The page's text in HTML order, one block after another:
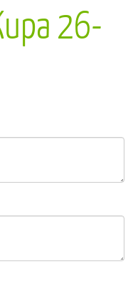
26-